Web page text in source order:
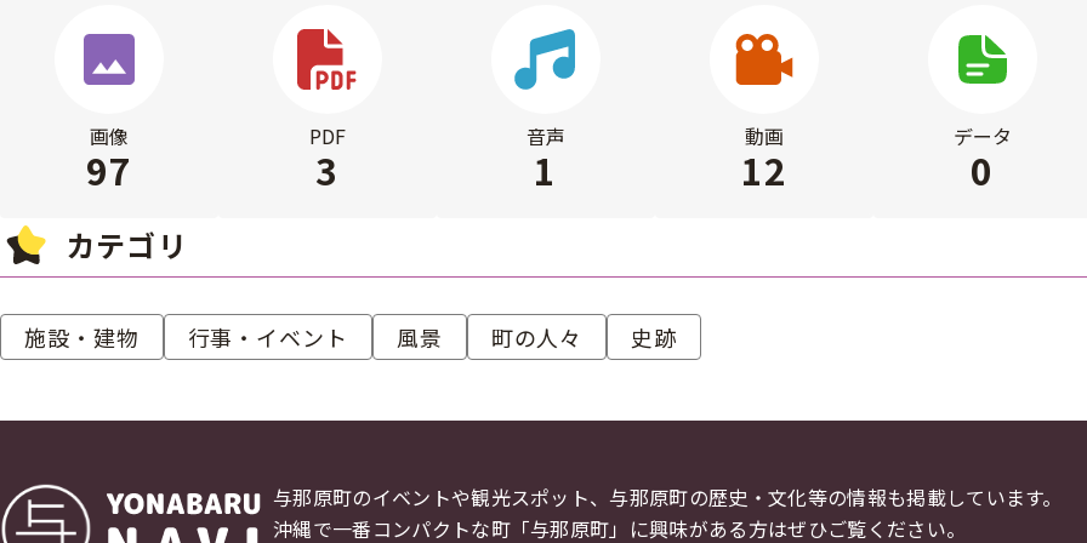
画像
97
PDF
3
音声
1
動画
12
データ
0
カテゴリ
施設・建物 行事・イベント 風景 町の人々 史跡
与那原町のイベントや観光スポット、与那原町の歴史・文化等の情報も掲載しています。
沖縄で一番コンパクトな町「与那原町」に興味がある方はぜひご覧ください。